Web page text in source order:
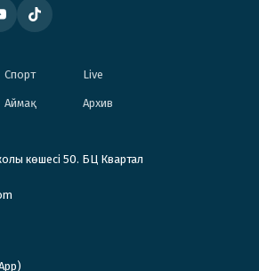
Спорт Live
Аймақ Архив
көшесі 50. БЦ Квартал